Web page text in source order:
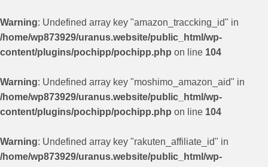
Warning: Undefined array key "amazon_traccking_id" in
/home/wp873929/uranus.website/public_html/wp-
content/plugins/pochipp/pochipp.php on line 104
Warning: Undefined array key "moshimo_amazon_aid" in
/home/wp873929/uranus.website/public_html/wp-
content/plugins/pochipp/pochipp.php on line 104
Warning: Undefined array key "rakuten_affiliate_id" in
/home/wp873929/uranus.website/public_html/wp-